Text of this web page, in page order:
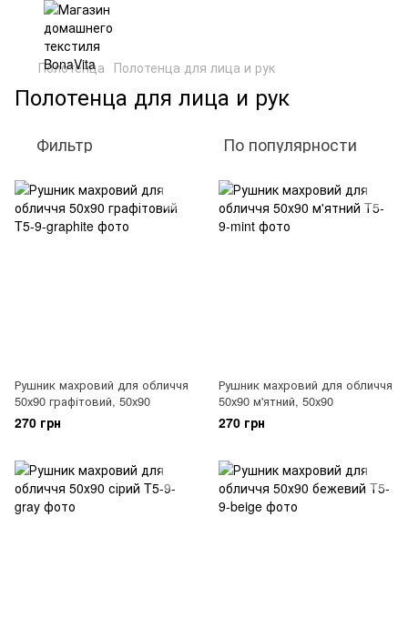
Полотенца Полотенца для лица и рук
Полотенца для лица и рук
Фильтр По популярности
Рушник махровий для обличчя
50х90 графітовий, 50х90
270 грн
Рушник махровий для обличчя
50х90 м'ятний, 50х90
270 грн